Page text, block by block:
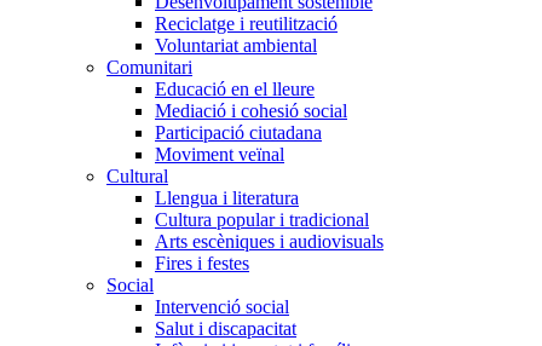
Reciclatge i reutilització
Voluntariat ambiental
Comunitari
Educació en el lleure
Mediació i cohesió social
Participació ciutadana
Moviment veïnal
Cultural
Llengua i literatura
Cultura popular i tradicional
Arts escèniques i audiovisuals
Fires i festes
Social
Intervenció social
Salut i discapacitat